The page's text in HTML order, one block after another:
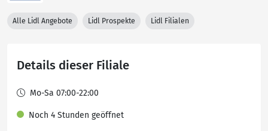
Alle Lidl Angebote Lidl Prospekte Lidl Filialen
Details dieser Filiale
Mo-Sa 07:00-22:00
Noch 4 Stunden geöffnet